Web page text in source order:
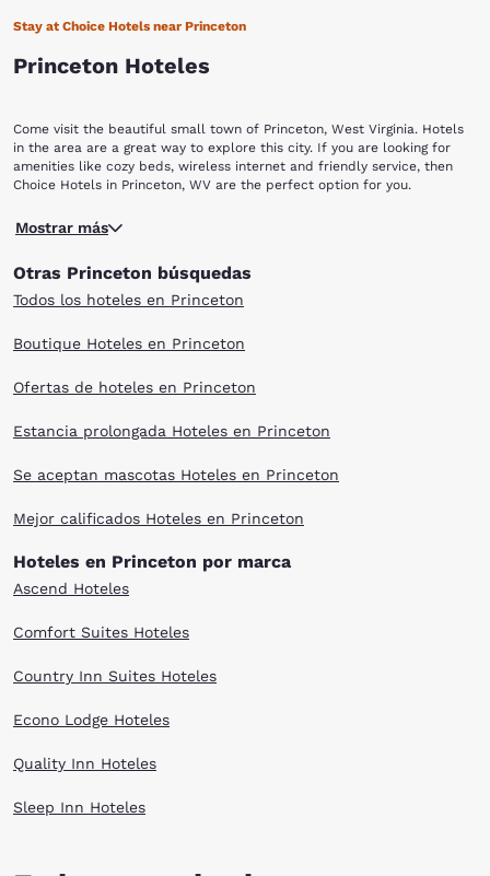
Stay at Choice Hotels near Princeton
Princeton Hoteles
Come visit the beautiful small town of Princeton, West Virginia. Hotels
in the area are a great way to explore this city. If you are looking for
amenities like cozy beds, wireless internet and friendly service, then
Choice Hotels in Princeton, WV are the perfect option for you.
Nestled in the corner of West Virginia, Princeton is a small town that
will charm you with its history and culture. Home to many libraries,
that is hard to beat. When in the area, check out the Railroad Museum
and the Mercer County Agricultural museum for a unique perspective
who served. Sports lovers will enjoy the major league-sponsored
If you like the fast lane, take to the Princeton Speedway and race on
there are a variety of things do in Princeton, WV. Choice Hotels in
Princeton, WV offer great rooms that can fit your budget.
Mostrar más
Otras Princeton búsquedas
Todos los hoteles en Princeton
Boutique Hoteles en Princeton
Ofertas de hoteles en Princeton
Estancia prolongada Hoteles en Princeton
Se aceptan mascotas Hoteles en Princeton
Mejor calificados Hoteles en Princeton
Hoteles en Princeton por marca
Ascend Hoteles
Comfort Suites Hoteles
Country Inn Suites Hoteles
Econo Lodge Hoteles
Quality Inn Hoteles
Sleep Inn Hoteles